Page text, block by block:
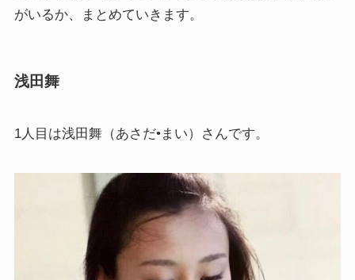
がいるか、まとめていきます。
浅田舞
1人目は浅田舞（あさだ•まい）さんです。